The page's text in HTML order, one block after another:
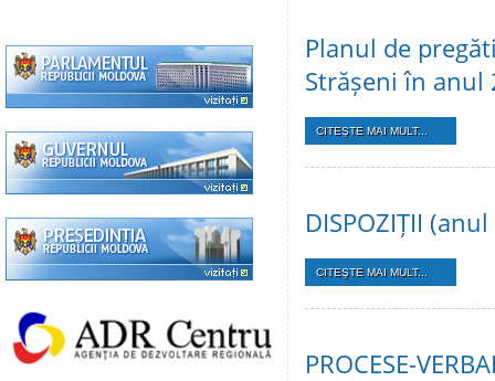
Planul de
Strășeni în anul
CITEŞTE MAI MULT...
DISPOZIȚII
CITEŞTE MAI MULT...
PROCESE-